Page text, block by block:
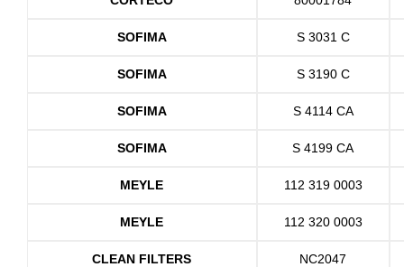
SOFIMA S 3031 C
SOFIMA S 3190 C
SOFIMA S 4114 CA
SOFIMA S 4199 CA
MEYLE 112 319 0003
MEYLE 112 320 0003
CLEAN FILTERS NC2047